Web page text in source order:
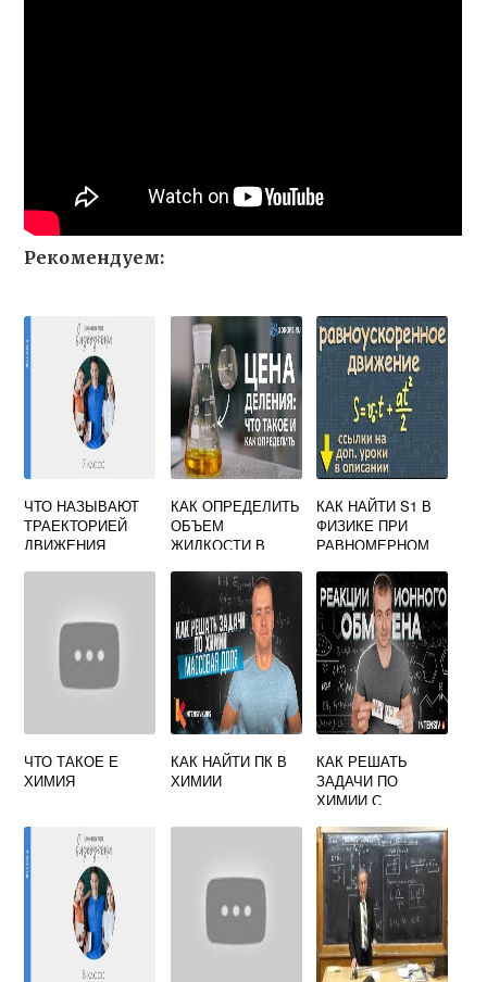
Рекомендуем:
ЧТО НАЗЫВАЮТ
ТРАЕКТОРИЕЙ
ДВИЖЕНИЯ
КАК ОПРЕДЕЛИТЬ
ОБЪЕМ
ЖИДКОСТИ В
ФИЗИКА 7 КЛАСС
КАК НАЙТИ S1 В
ФИЗИКЕ ПРИ
РАВНОМЕРНОМ
ЧТО ТАКОЕ Е
ХИМИЯ
КАК НАЙТИ ПК В
ХИМИИ
КАК РЕШАТЬ
ЗАДАЧИ ПО
ХИМИИ С
РЕАКЦИЙ